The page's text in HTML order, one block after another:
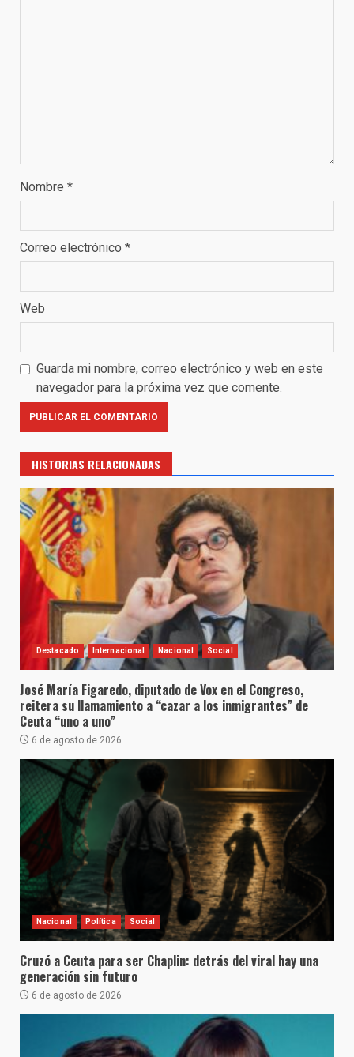
Nombre *
Correo electrónico *
Web
Guarda mi nombre, correo electrónico y web en este
navegador para la próxima vez que comente.
HISTORIAS RELACIONADAS
Destacado Internacional Nacional Social
José María Figaredo, diputado de Vox en el Congreso,
reitera su llamamiento a “cazar a los inmigrantes” de
Ceuta “uno a uno”
6 de agosto de 2026
Nacional Política Social
Cruzó a Ceuta para ser Chaplin: detrás del viral hay una
generación sin futuro
6 de agosto de 2026